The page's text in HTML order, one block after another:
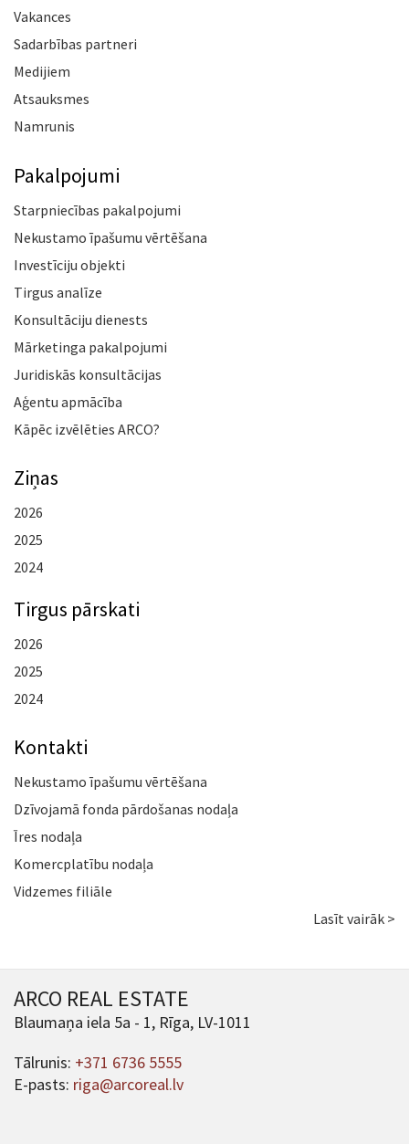
Vakances
Sadarbības partneri
Medijiem
Atsauksmes
Namrunis
Pakalpojumi
Starpniecības pakalpojumi
Nekustamo īpašumu vērtēšana
Investīciju objekti
Tirgus analīze
Konsultāciju dienests
Mārketinga pakalpojumi
Juridiskās konsultācijas
Aģentu apmācība
Kāpēc izvēlēties ARCO?
Ziņas
2026
2025
2024
Tirgus pārskati
2026
2025
2024
Kontakti
Nekustamo īpašumu vērtēšana
Dzīvojamā fonda pārdošanas nodaļa
Īres nodaļa
Komercplatību nodaļa
Vidzemes filiāle
Lasīt vairāk >
ARCO REAL ESTATE
Blaumaņa iela 5a - 1, Rīga, LV-1011
Tālrunis: +371 6736 5555
E-pasts: riga@arcoreal.lv